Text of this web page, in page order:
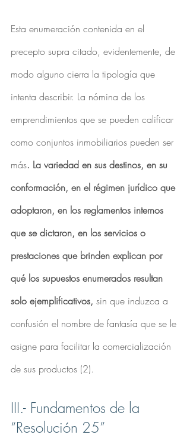
Esta enumeración contenida en el
precepto supra citado, evidentemente, de
modo alguno cierra la tipología que
intenta describir. La nómina de los
emprendimientos que se pueden calificar
como conjuntos inmobiliarios pueden ser
más. La variedad en sus destinos, en su
conformación, en el régimen jurídico que
adoptaron, en los reglamentos internos
que se dictaron, en los servicios o
prestaciones que brinden explican por
qué los supuestos enumerados resultan
solo ejemplificativos, sin que induzca a
confusión el nombre de fantasía que se le
asigne para facilitar la comercialización
de sus productos (2).
III.- Fundamentos de la
“Resolución 25”